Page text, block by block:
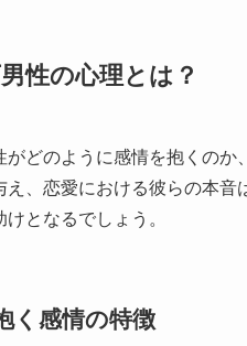
性の心理とは？
がどのように感情を抱くのか
え、恋愛における彼らの本
となるでしょう。
く感情の特徴